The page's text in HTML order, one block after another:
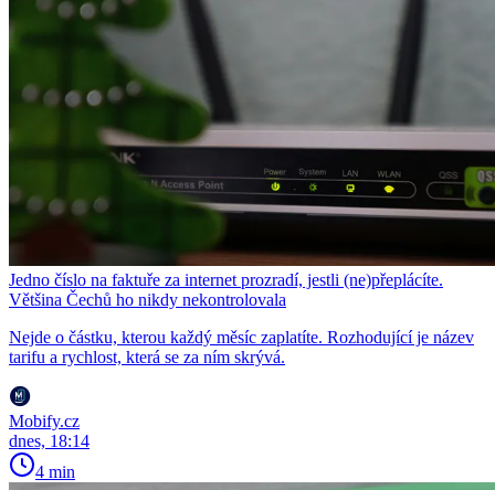
Jedno číslo na faktuře za internet prozradí, jestli (ne)přeplácíte.
Většina Čechů ho nikdy nekontrolovala
Nejde o částku, kterou každý měsíc zaplatíte. Rozhodující je název
tarifu a rychlost, která se za ním skrývá.
Mobify.cz
dnes, 18:14
4 min